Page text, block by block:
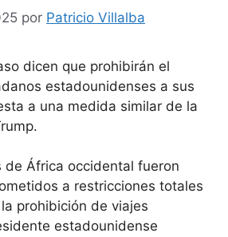
por Patricio Villalba
dicen que prohibirán el
estadounidenses a sus
a una medida similar de la
de África occidental fueron
a restricciones totales
prohibición de viajes
estadounidense